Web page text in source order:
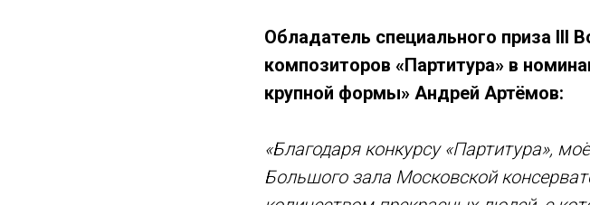
Обладатель специального приза III
композиторов «Партитура» в
крупной формы» Андрей Артёмов:
«Благодаря конкурсу «Партитура»,
Большого зала Московской